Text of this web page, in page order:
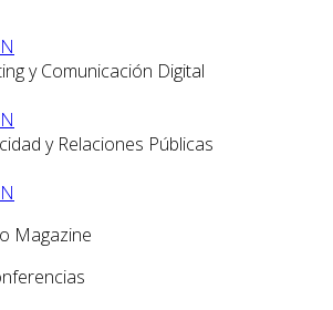
y Comunicación Digital
y Relaciones Públicas
Magazine